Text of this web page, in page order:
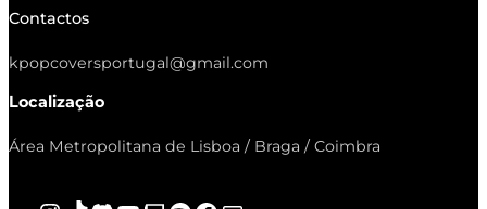
Contactos
kpopcoversportugal@gmail.com
Localização
Área Metropolitana de Lisboa / Braga / Coimbra